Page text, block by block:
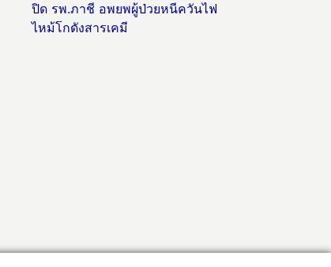
ปิด รพ.ภาชี อพยพผู้ป่วยหนีควันไฟ
ไหม้โกดังสารเคมี